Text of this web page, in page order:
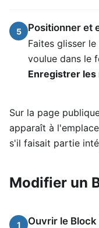
5
Positionner et
Faites glisser
voulue dans le
Enregistrer
Sur la page
apparaît à
s'il faisait partie
Modifier un
1 Ouvrir le Block